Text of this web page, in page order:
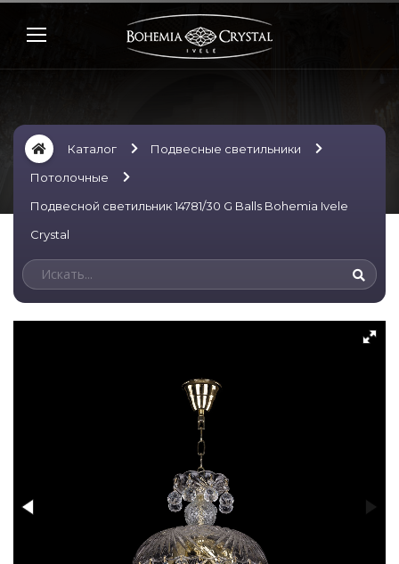
Каталог
Подвесные светильники
Потолочные
Подвесной светильник 14781/30 G Balls Bohemia Ivele
Crystal